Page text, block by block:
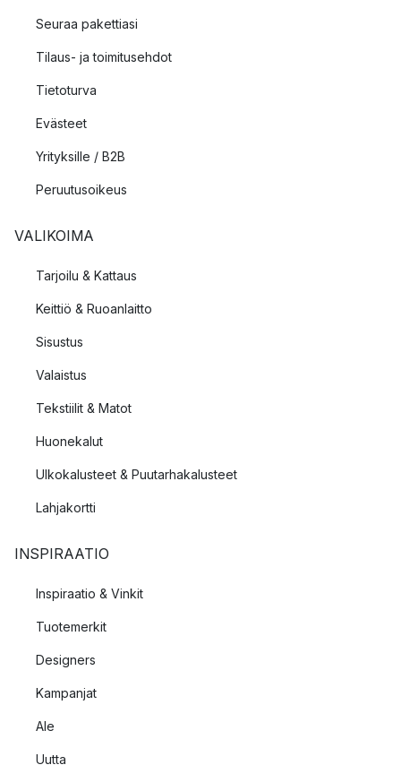
Seuraa pakettiasi
Tilaus- ja toimitusehdot
Tietoturva
Evästeet
Yrityksille / B2B
Peruutusoikeus
VALIKOIMA
Tarjoilu & Kattaus
Keittiö & Ruoanlaitto
Sisustus
Valaistus
Tekstiilit & Matot
Huonekalut
Ulkokalusteet & Puutarhakalusteet
Lahjakortti
INSPIRAATIO
Inspiraatio & Vinkit
Tuotemerkit
Designers
Kampanjat
Ale
Uutta